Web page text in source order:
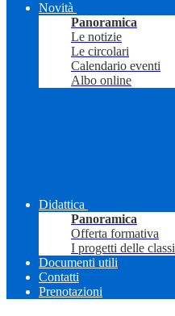
Novità
Panoramica
Le notizie
Le circolari
Calendario eventi
Albo online
Didattica
Panoramica
Offerta formativa
I progetti delle classi
Documenti utili
Contatti
Prenotazioni